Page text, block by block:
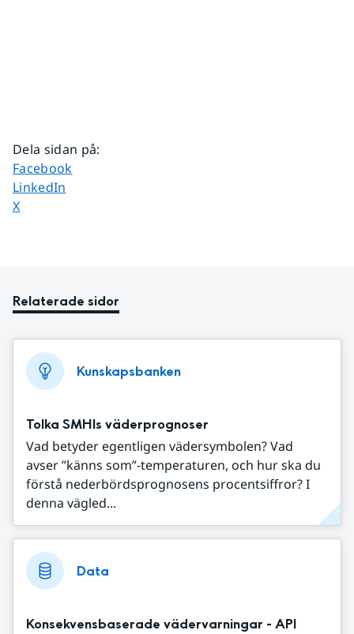
Dela sidan på:
Dela sidan på
Facebook
Dela sidan på
LinkedIn
Dela sidan på
X
Relaterade sidor
Kunskapsbanken
Tolka SMHIs väderprognoser
Vad betyder egentligen vädersymbolen? Vad
avser ”känns som”-temperaturen, och hur ska du
förstå nederbördsprognosens procentsiffror? I
denna vägled...
Data
Konsekvensbaserade vädervarningar - API